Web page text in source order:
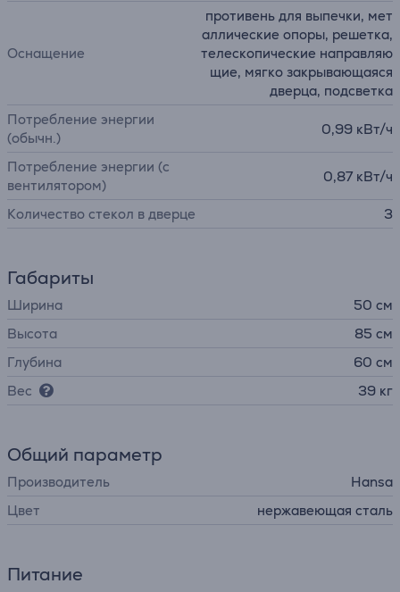
Оснащение
противень для выпечки, мет
аллические опоры, решетка,
телескопические направляю
щие, мягко закрывающаяся
дверца, подсветка
Потребление энергии
(обычн.)
0,99 кВт/ч
Потребление энергии (с
вентилятором)
0,87 кВт/ч
Количество стекол в дверце 3
Габариты
Ширина
50 см
Высота
85 см
Глубина
60 см
Вес
39 кг
Общий параметр
Производитель
Hansa
Цвет
нержавеющая сталь
Питание